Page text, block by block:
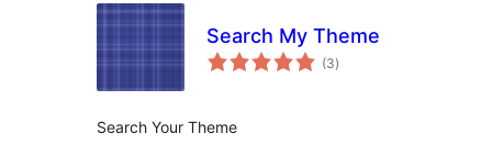
Search My Theme
(3საერთო
რეიტინგი
)
Search Your Theme